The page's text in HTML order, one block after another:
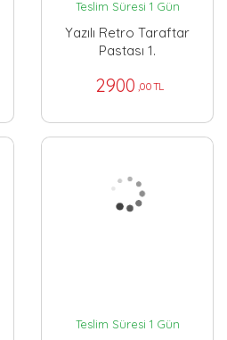
Teslim Süresi 1 Gün
Yazılı Retro Taraftar
Pastası 1.
2900 ,00 TL
Teslim Süresi 1 Gün